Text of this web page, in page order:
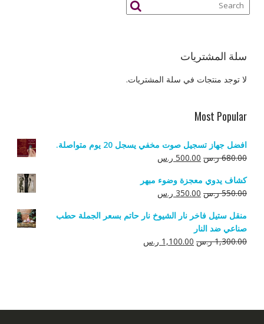
سلة المشتريات
لا توجد منتجات في سلة المشتريات.
Most Popular
افضل جهاز تسجيل صوت مخفي يسجل 20 يوم متواصلة.
680.00 ر.س السعر
هو:
680.00 ر.س.
500.00 ر.سالسعر
هو:
500.00 ر.س.
كشاف يدوي معجزة وضوء مبهر
550.00 ر.س السعر
هو:
550.00 ر.س.
350.00 ر.سالسعر
هو:
منقل ستيل فاخر نار الشيوخ نار حاتم بسعر الجملة حطب
صناعي ضد النار
1,300.00 ر.س السعر
1,100.00 ر.سالسعر